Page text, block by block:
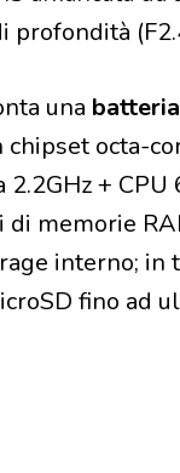
profondità
una
chipset octa-
+
di memorie
interno; in
fino ad